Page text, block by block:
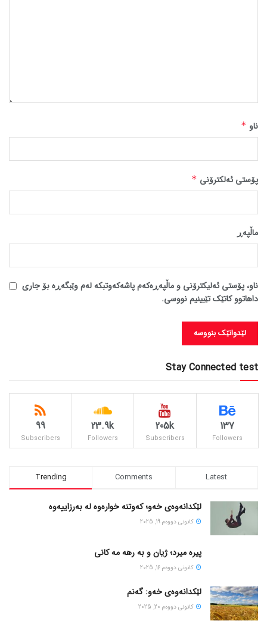
ناو *
پۆستی ئەلکترۆنی *
ماڵپه‌ڕ
ناو، پۆستی ئەلیکترۆنی و ماڵپەڕەکەم پاشەکەوتبکە لەم وێبگەڕە بۆ جاری
داهاتوو کاتێک تێبینیم نووسی.
Stay Connected test
137
Followers
205k
Subscribers
23.9k
Followers
99
Subscribers
Trending Comments Latest
لێکدانەوەی خەو؛ کەوتنە خوارەوە لە بەرزاییەوە
كانونی دووه‌م 19, 2025
پیره میرد؛ ژیان و به رهه مه کانی
كانونی دووه‌م 16, 2025
لێکدانەوەی خەو: گەنم
كانونی دووه‌م 20, 2025